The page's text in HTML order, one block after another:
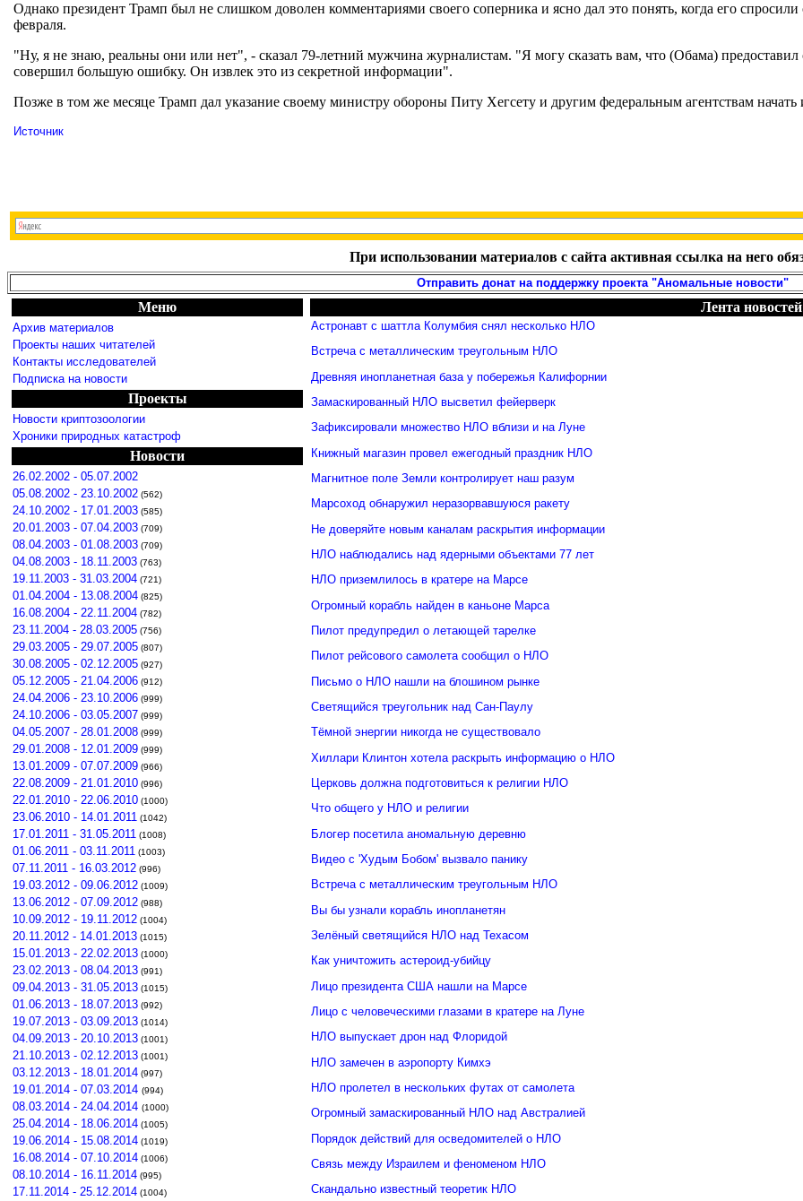
Однако президент Трамп был не слишком доволен комментариями своего соперника и ясно дал это понять, когда его
февраля.
"Ну, я не знаю, реальны они или нет", - сказал 79-летний мужчина журналистам. "Я могу сказать вам, что (Обама)
совершил большую ошибку. Он извлек это из секретной информации".
Позже в том же месяце Трамп дал указание своему министру обороны Питу Хегсету и другим федеральным агентствам
Источник
При использовании материалов с сайта активная ссылка на него
Отправить донат на поддержку проекта "Аномальные новости"
Меню
Архив материалов
Проекты наших читателей
Контакты исследователей
Подписка на новости
Проекты
Новости криптозоологии
Хроники природных катастроф
Новости
26.02.2002 - 05.07.2002
05.08.2002 - 23.10.2002 (562)
24.10.2002 - 17.01.2003 (585)
20.01.2003 - 07.04.2003 (709)
08.04.2003 - 01.08.2003 (709)
04.08.2003 - 18.11.2003 (763)
19.11.2003 - 31.03.2004 (721)
01.04.2004 - 13.08.2004 (825)
16.08.2004 - 22.11.2004 (782)
23.11.2004 - 28.03.2005 (756)
29.03.2005 - 29.07.2005 (807)
30.08.2005 - 02.12.2005 (927)
05.12.2005 - 21.04.2006 (912)
24.04.2006 - 23.10.2006 (999)
24.10.2006 - 03.05.2007 (999)
04.05.2007 - 28.01.2008 (999)
29.01.2008 - 12.01.2009 (999)
13.01.2009 - 07.07.2009 (966)
22.08.2009 - 21.01.2010 (996)
22.01.2010 - 22.06.2010 (1000)
23.06.2010 - 14.01.2011 (1042)
17.01.2011 - 31.05.2011 (1008)
01.06.2011 - 03.11.2011 (1003)
07.11.2011 - 16.03.2012 (996)
19.03.2012 - 09.06.2012 (1009)
13.06.2012 - 07.09.2012 (988)
10.09.2012 - 19.11.2012 (1004)
20.11.2012 - 14.01.2013 (1015)
15.01.2013 - 22.02.2013 (1000)
23.02.2013 - 08.04.2013 (991)
09.04.2013 - 31.05.2013 (1015)
01.06.2013 - 18.07.2013 (992)
19.07.2013 - 03.09.2013 (1014)
04.09.2013 - 20.10.2013 (1001)
21.10.2013 - 02.12.2013 (1001)
03.12.2013 - 18.01.2014 (997)
19.01.2014 - 07.03.2014 (994)
08.03.2014 - 24.04.2014 (1000)
25.04.2014 - 18.06.2014 (1005)
19.06.2014 - 15.08.2014 (1019)
16.08.2014 - 07.10.2014 (1006)
08.10.2014 - 16.11.2014 (995)
17.11.2014 - 25.12.2014 (1004)
Лента новостей
Астронавт с шаттла Колумбия снял несколько НЛО
Встреча с металлическим треугольным НЛО
Древняя инопланетная база у побережья Калифорнии
Замаскированный НЛО высветил фейерверк
Зафиксировали множество НЛО вблизи и на Луне
Книжный магазин провел ежегодный праздник НЛО
Магнитное поле Земли контролирует наш разум
Марсоход обнаружил неразорвавшуюся ракету
Не доверяйте новым каналам раскрытия информации
НЛО наблюдались над ядерными объектами 77 лет
НЛО приземлилось в кратере на Марсе
Огромный корабль найден в каньоне Марса
Пилот предупредил о летающей тарелке
Пилот рейсового самолета сообщил о НЛО
Письмо о НЛО нашли на блошином рынке
Светящийся треугольник над Сан-Паулу
Тёмной энергии никогда не существовало
Хиллари Клинтон хотела раскрыть информацию о НЛО
Церковь должна подготовиться к религии НЛО
Что общего у НЛО и религии
Блогер посетила аномальную деревню
Видео с 'Худым Бобом' вызвало панику
Встреча с металлическим треугольным НЛО
Вы бы узнали корабль инопланетян
Зелёный светящийся НЛО над Техасом
Как уничтожить астероид-убийцу
Лицо президента США нашли на Марсе
Лицо с человеческими глазами в кратере на Луне
НЛО выпускает дрон над Флоридой
НЛО замечен в аэропорту Кимхэ
НЛО пролетел в нескольких футах от самолета
Огромный замаскированный НЛО над Австралией
Порядок действий для осведомителей о НЛО
Связь между Израилем и феноменом НЛО
Скандально известный теоретик НЛО